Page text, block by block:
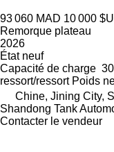
93 060 MAD 10 000
Remorque plateau
2026
Étatneuf
Capacité de charge
ressort/ressort Poids
Chine, Jining City,
Shandong Tank
Contacter le vendeur